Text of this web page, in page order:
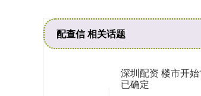
配查信 相关话题
深圳配资 楼市开
已确定